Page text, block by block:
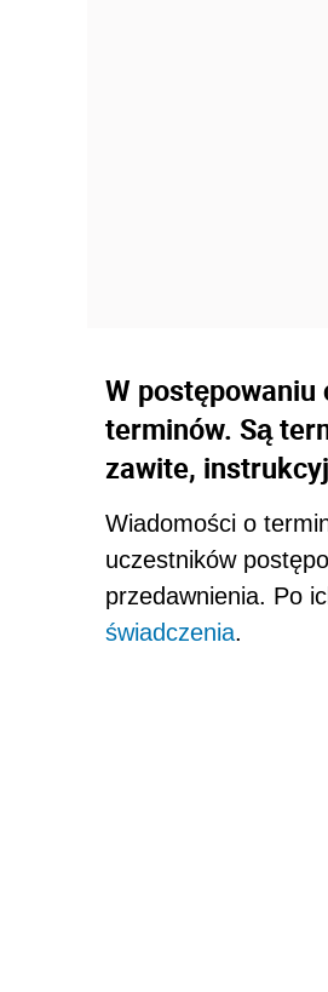
W
terminów. Są
zawite,
Wiadomości o
uczestników
przedawnienia. Po
świadczenia.